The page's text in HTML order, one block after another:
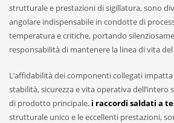
strutturale e prestazioni di sigillatura, sono
angolare indispensabile in condotte di
temperatura e critiche, portando
responsabilità di mantenere la linea di vita
L’affidabilità dei componenti collegati
stabilità, sicurezza e vita operativa dell’intero
di prodotto principale, i raccordi saldati a
strutturale unico e le eccellenti prestazioni,